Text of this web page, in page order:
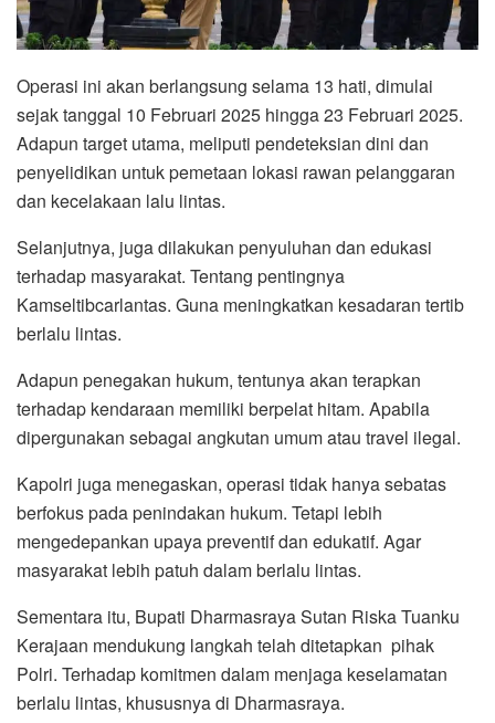
Operasi ini akan berlangsung selama 13 hati, dimulai
sejak tanggal 10 Februari 2025 hingga 23 Februari 2025.
Adapun target utama, meliputi pendeteksian dini dan
penyelidikan untuk pemetaan lokasi rawan pelanggaran
dan kecelakaan lalu lintas.
Selanjutnya, juga dilakukan penyuluhan dan edukasi
terhadap masyarakat. Tentang pentingnya
Kamseltibcarlantas. Guna meningkatkan kesadaran tertib
berlalu lintas.
Adapun penegakan hukum, tentunya akan terapkan
terhadap kendaraan memiliki berpelat hitam. Apabila
dipergunakan sebagai angkutan umum atau travel ilegal.
Kapolri juga menegaskan, operasi tidak hanya sebatas
berfokus pada penindakan hukum. Tetapi lebih
mengedepankan upaya preventif dan edukatif. Agar
masyarakat lebih patuh dalam berlalu lintas.
Sementara itu, Bupati Dharmasraya Sutan Riska Tuanku
Kerajaan mendukung langkah telah ditetapkan pihak
Polri. Terhadap komitmen dalam menjaga keselamatan
berlalu lintas, khususnya di Dharmasraya.